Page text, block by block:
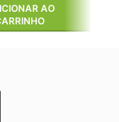
AO